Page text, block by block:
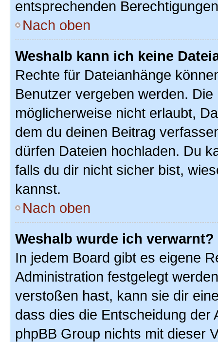
entsprechenden
Nach oben
Weshalb kann ich keine
Rechte für Dateianhänge
Benutzer vergeben werden.
möglicherweise nicht erlaubt,
dem du deinen Beitrag
dürfen Dateien hochladen. Du
falls du dir nicht sicher bist,
kannst.
Nach oben
Weshalb wurde ich verwarnt?
In jedem Board gibt es eigene
Administration festgelegt
verstoßen hast, kann sie dir
dass dies die Entscheidung der
phpBB Group nichts mit dieser